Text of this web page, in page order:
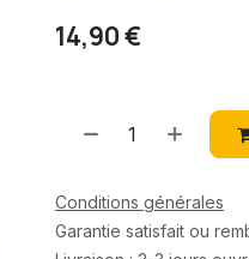
14,90€
Conditions générales
Garantie satisfait ou